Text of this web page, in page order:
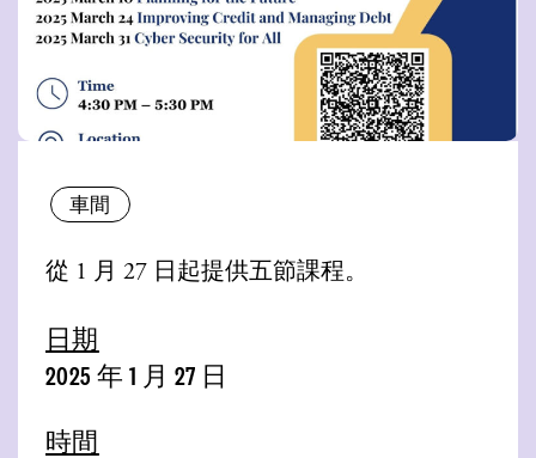
車間
從 1 月 27 日起提供五節課程。
日期
2025 年 1 月 27 日
時間